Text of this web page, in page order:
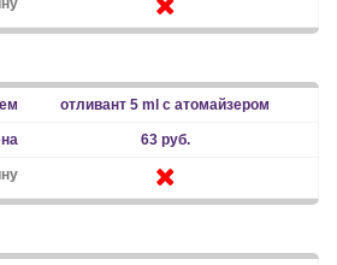
отливант 5 ml с атомайзером
63 руб.